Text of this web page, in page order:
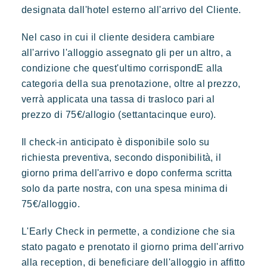
designata dall'hotel esterno all'arrivo del Cliente.
Nel caso in cui il cliente desidera cambiare
all'arrivo l'alloggio assegnato gli per un altro, a
condizione che quest'ultimo corrispondE alla
categoria della sua prenotazione, oltre al prezzo,
verrà applicata una tassa di trasloco pari al
prezzo di 75€/allogio (settantacinque euro).
Il check-in anticipato è disponibile solo su
richiesta preventiva, secondo disponibilità, il
giorno prima dell'arrivo e dopo conferma scritta
solo da parte nostra, con una spesa minima di
75€/alloggio.
L'Early Check in permette, a condizione che sia
stato pagato e prenotato il giorno prima dell'arrivo
alla reception, di beneficiare dell'alloggio in affitto